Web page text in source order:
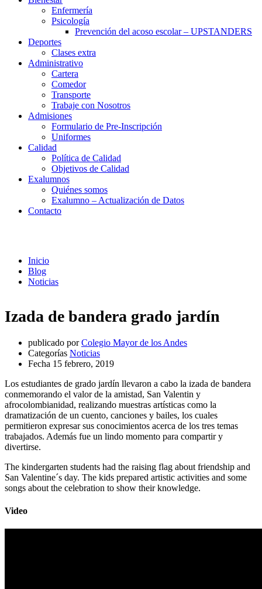
Enfermería
Psicología
Prevención del acoso escolar – UPSTANDERS
Deportes
Clases extra
Administrativo
Cartera
Comedor
Transporte
Trabaje con Nosotros
Admisiones
Formulario de Pre-Inscripción
Uniformes
Calidad
Política de Calidad
Objetivos de Calidad
Exalumnos
Quiénes somos
Exalumno – Actualización de Datos
Contacto
Inicio
Blog
Noticias
Izada de bandera grado jardín
publicado por Colegio Mayor de los Andes
Categorías Noticias
Fecha 15 febrero, 2019
Los estudiantes de grado jardín llevaron a cabo la izada de bandera
conmemorando el valor de la amistad, San Valentin y
afrocolombianidad, realizando muestras artísticas como la
dramatización de un cuento, canciones y bailes, los cuales
permitieron expresar sus conocimientos acerca de los tres temas
trabajados. Además fue un lindo momento para compartir y
divertirse.
The kindergarten students had the raising flag about friendship and
San Valentine´s day. The kids prepared artistic activities and some
songs about the celebration to show their knowledge.
Video